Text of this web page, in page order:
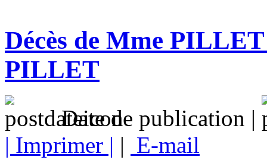
Décès de Mme
PILLET
Date de publication |
| Imprimer | | E-mail